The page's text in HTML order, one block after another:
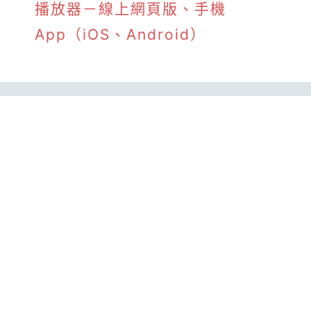
播放器－線上網頁版、手機
App（iOS、Android）